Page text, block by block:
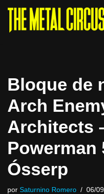
Saltar
Bloque de
Arch
Architects
Powerman
Ósserp
por Saturnino Romero 06/